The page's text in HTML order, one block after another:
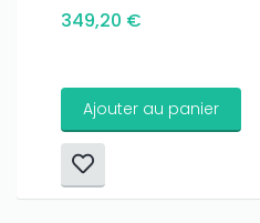
349,20 €
Ajouter au panier